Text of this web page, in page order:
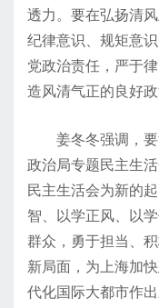
透力。要在弘扬清
纪律意识、规矩意
党政治责任，严于
造风清气正的良好政
姜冬冬强调，
政治局专题民主生
民主生活会为新的
智、以学正风、以
群众，勇于担当、
新局面，为上海加
代化国际大都市作出